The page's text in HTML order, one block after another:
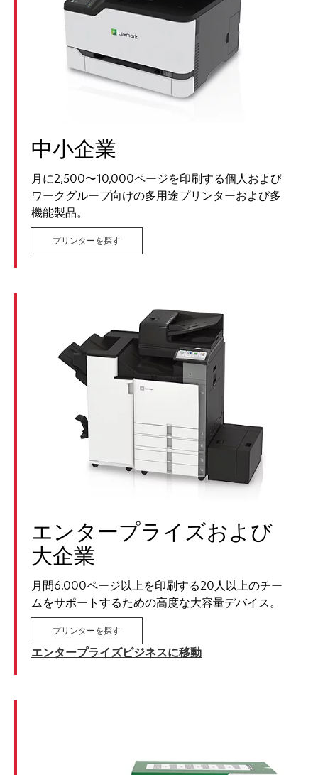
中小企業
月に2,500〜10,000ページを印刷する個人および
ワークグループ向けの多用途プリンターおよび多
機能製品。
プリンターを探す
エンタープライズおよび
大企業
月間6,000ページ以上を印刷する20人以上のチー
ムをサポートするための高度な大容量デバイス。
プリンターを探す
エンタープライズビジネスに移動